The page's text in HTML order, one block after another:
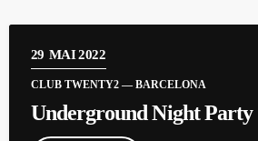
29 MAI 2022
CLUB TWENTY2 — BARCELONA
Underground Night Party